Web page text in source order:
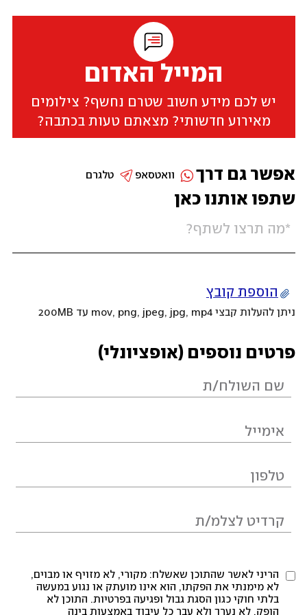
המייל האדום
יש לכם מידע חשוב שטרם נחשף? צילומים
מאירוע חדשותי? מצאתם טעות בכתבה?
שתפו אותנו כאן
הוספת קובץ
ניתן להעלות קבצי mov, png, jpeg, jpg, mp4 עד 200MB
פרטים נוספים (אופציונלי)
הריני לאשר שהתוכן שאשלח: מקורי, לא מזויף או מבוים,
לא מימנתי את הפקתו, הוא אינו מועתק או נגוע במעשה
בלתי חוקי כגון הסגת גבול ופגיעה בפרטיות. התוכן לא
הופק, לא נערך ולא עבר כל עיבוד באמצעות בינה
אפשר גם דרך טלגרם וואטסאפ